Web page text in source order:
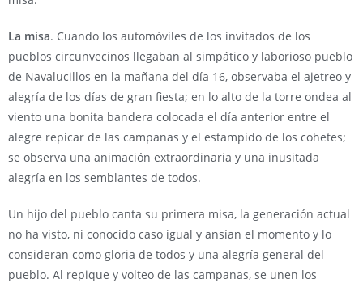
La misa. Cuando los automóviles de los invitados de los
pueblos circunvecinos llegaban al simpático y laborioso pueblo
de Navalucillos en la mañana del día 16, observaba el ajetreo y
alegría de los días de gran fiesta; en lo alto de la torre ondea al
viento una bonita bandera colocada el día anterior entre el
alegre repicar de las campanas y el estampido de los cohetes;
se observa una animación extraordinaria y una inusitada
alegría en los semblantes de todos.
Un hijo del pueblo canta su primera misa, la generación actual
no ha visto, ni conocido caso igual y ansían el momento y lo
consideran como gloria de todos y una alegría general del
pueblo. Al repique y volteo de las campanas, se unen los